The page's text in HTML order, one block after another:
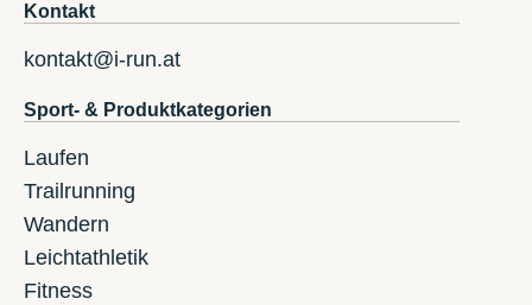
Kontakt
kontakt@i-run.at
Sport- & Produktkategorien
Laufen
Trailrunning
Wandern
Leichtathletik
Fitness